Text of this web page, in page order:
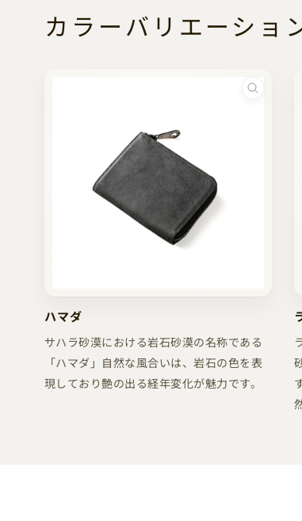
カラーバリエーショ
ハマダ
サハラ砂漠における岩石砂漠の名称である
「ハマダ」自然な風合いは、岩石の色を表
現しており艶の出る経年変化が魅力です。